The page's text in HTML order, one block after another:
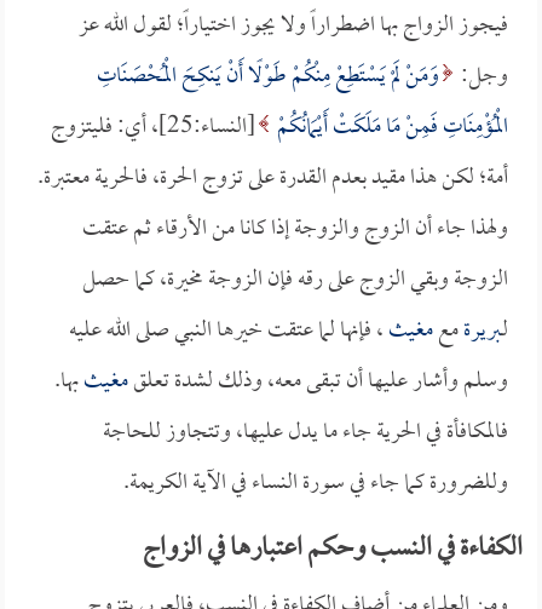
فيجوز الزواج بها اضطراراً ولا يجوز اختياراً؛ لقول الله عز
وجل: وَمَنْ لَمْ يَسْتَطِعْ مِنْكُمْ طَوْلًا أَنْ يَنكِحَ الْمُحْصَنَاتِ
الْمُؤْمِنَاتِ فَمِنْ مَا مَلَكَتْ أَيْمَانُكُمْ
[النساء:25]، أي: فليتزوج
أمة؛ لكن هذا مقيد بعدم القدرة على تزوج الحرة، فالحرية معتبرة.
ولهذا جاء أن الزوج والزوجة إذا كانا من الأرقاء ثم عتقت
الزوجة وبقي الزوج على رقه فإن الزوجة مخيرة، كما حصل
لـبريرةمعمغيث، فإنها لما عتقت خيرها النبي صلى الله عليه
وسلم وأشار عليها أن تبقى معه، وذلك لشدة تعلقمغيثبها.
فالمكافأة في الحرية جاء ما يدل عليها، وتتجاوز للحاجة
وللضرورة كما جاء في سورة النساء في الآية الكريمة.
الكفاءة في النسب وحكم اعتبارها في الزواج